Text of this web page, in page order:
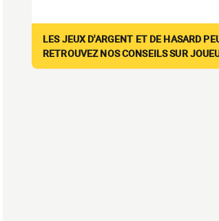
LES JEUX D'ARGENT ET DE HASARD
RETROUVEZ NOS CONSEILS SUR